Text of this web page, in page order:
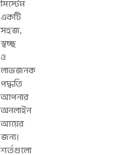
সিস্টেম
একটি
সহজ,
স্বচ্ছ
ও
লাভজনক
পদ্ধতি
আপনার
অনলাইন
আয়ের
জন্য।
শর্তগুলো